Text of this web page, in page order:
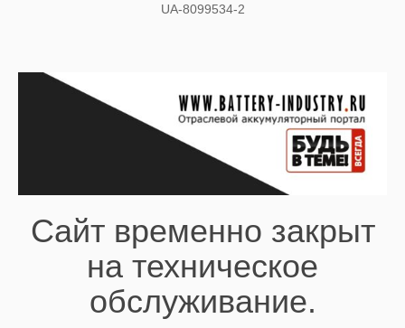
UA-8099534-2
Сайт временно закрыт
на техническое
обслуживание.